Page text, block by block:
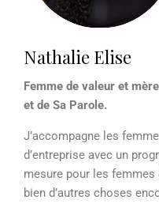
Nathalie Elise
Femme de valeur et
et de Sa Parole.
J’accompagne les
d’entreprise avec un
mesure pour les
bien d’autres choses